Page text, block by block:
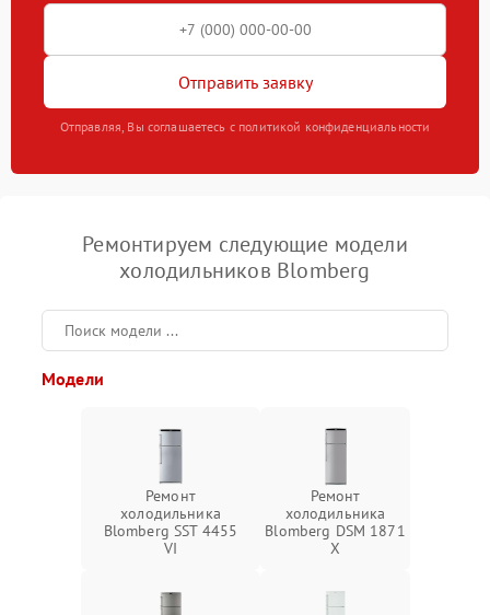
Отправить заявку
Отправляя, Вы соглашаетесь с политикой конфиденциальности
Ремонтируем следующие модели
холодильников Blomberg
Модели
Ремонт
холодильника
Blomberg SST 4455
VI
Ремонт
холодильника
Blomberg DSM 1871
X